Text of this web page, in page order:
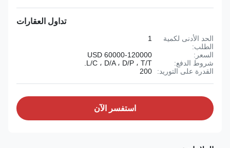
تداول العقارات
الحد الأدنى لكمية
الطلب:
1
السعر:
60000-120000 USD
شروط الدفع:
L/C ، D/A ، D/P ، T/T.
القدرة على التوريد:
200
استفسر الآن